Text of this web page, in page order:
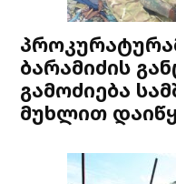
ბარამიძის
გამოძიება
მუხლით